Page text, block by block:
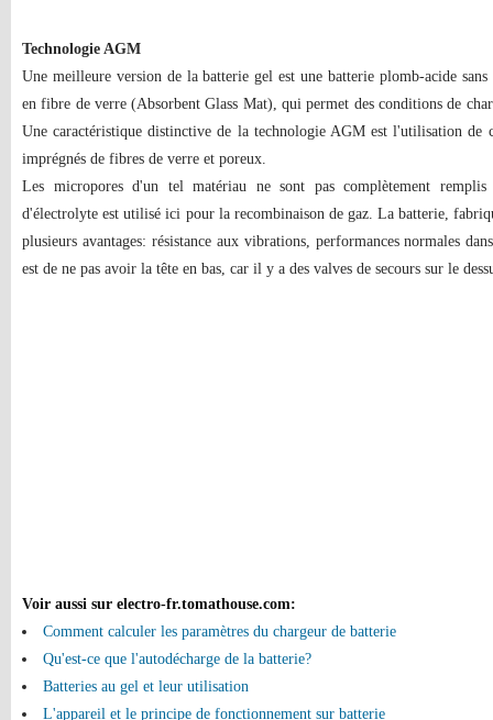
Technologie AGM
Une meilleure version de la batterie gel est une batterie plomb-acide sans
en fibre de verre (Absorbent Glass Mat), qui permet des conditions de
Une caractéristique distinctive de la technologie AGM est l'utilisation de
imprégnés de fibres de verre et poreux.
Les micropores d'un tel matériau ne sont pas complètement
d'électrolyte est utilisé ici pour la recombinaison de gaz. La batterie,
plusieurs avantages: résistance aux vibrations, performances normales
est de ne pas avoir la tête en bas, car il y a des valves de secours sur le
Voir aussi sur electro-fr.tomathouse.com:
Comment calculer les paramètres du chargeur de batterie
Qu'est-ce que l'autodécharge de la batterie?
Batteries au gel et leur utilisation
L'appareil et le principe de fonctionnement sur batterie